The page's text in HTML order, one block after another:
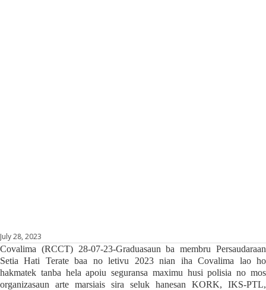
July 28, 2023
Covalima (RCCT) 28-07-23-Graduasaun ba membru Persaudaraan
Setia Hati Terate baa no letivu 2023 nian iha Covalima lao ho
hakmatek tanba hela apoiu seguransa maximu husi polisia no mos
organizasaun arte marsiais sira seluk hanesan KORK, IKS-PTL,